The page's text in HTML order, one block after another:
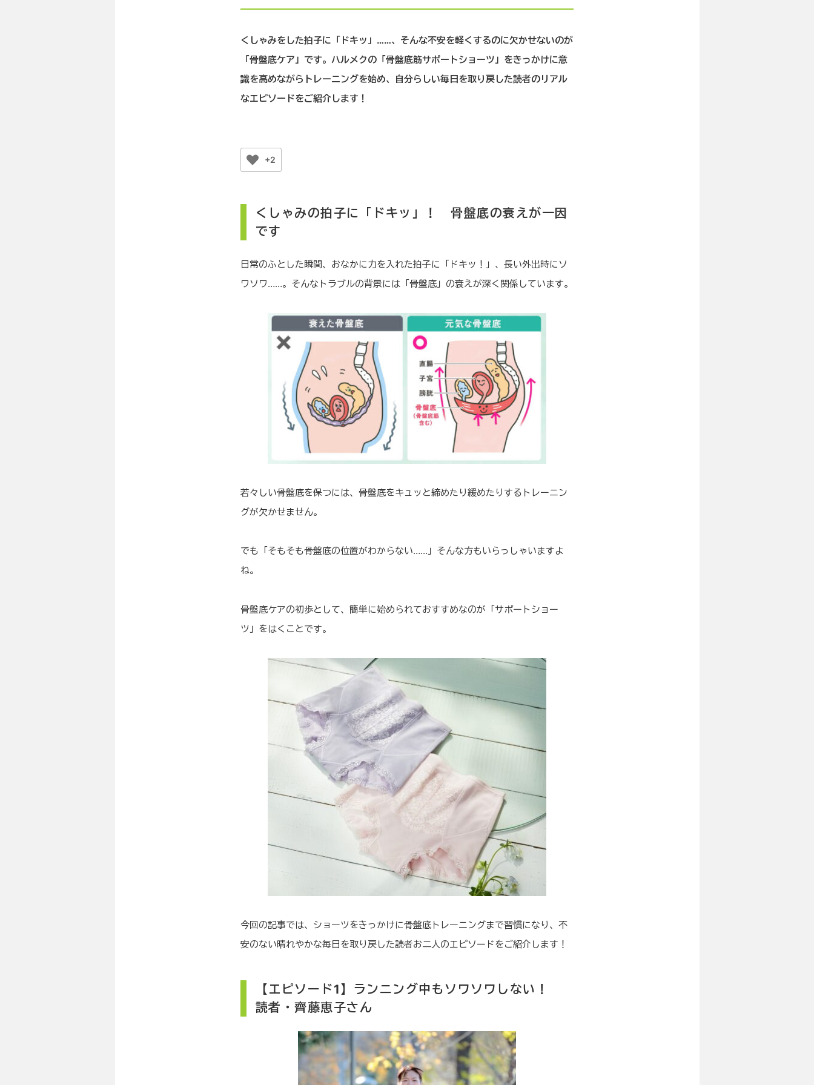
くしゃみをした拍子に「ドキッ」……、そんな不安を軽くするのに欠かせないのが
「骨盤底ケア」です。ハルメクの「骨盤底筋サポートショーツ」をきっかけに意
識を高めながらトレーニングを始め、自分らしい毎日を取り戻した読者のリアル
なエピソードをご紹介します！
+2
くしゃみの拍子に「ドキッ」！ 骨盤底の衰えが一因
です
日常のふとした瞬間、おなかに力を入れた拍子に「ドキッ！」、長い外出時にソ
ワソワ……。そんなトラブルの背景には「骨盤底」の衰えが深く関係しています。
若々しい骨盤底を保つには、骨盤底をキュッと締めたり緩めたりするトレーニン
グが欠かせません。
でも「そもそも骨盤底の位置がわからない……」そんな方もいらっしゃいますよ
ね。
骨盤底ケアの初歩として、簡単に始められておすすめなのが「サポートショー
ツ」をはくことです。
今回の記事では、ショーツをきっかけに骨盤底トレーニングまで習慣になり、不
安のない晴れやかな毎日を取り戻した読者お二人のエピソードをご紹介します！
【エピソード1】ランニング中もソワソワしない！
読者・齊藤恵子さん